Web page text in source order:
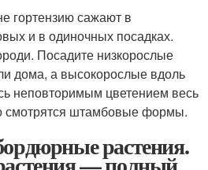
гортензию сажают в
и в одиночных посадках.
Посадите низкорослые
дома, а высокорослые вдоль
неповторимым цветением весь
смотрятся штамбовые формы.
растения.